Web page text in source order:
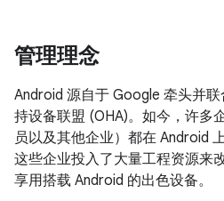
管理理念
Android 源自于 Google 牵头并
持设备联盟 (OHA)。如今，许多
员以及其他企业）都在 Android
这些企业投入了大量工程资源来
享用搭载 Android 的出色设备。